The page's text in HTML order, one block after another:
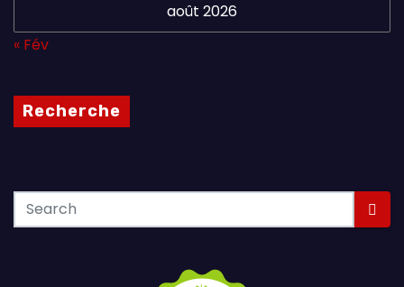
août 2026
« Fév
Recherche